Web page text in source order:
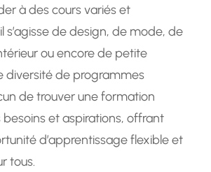
à des cours variés et
s’agisse de design, de mode, de
ou encore de petite
diversité de programmes
de trouver une formation
et aspirations, offrant
d’apprentissage flexible et
tous.